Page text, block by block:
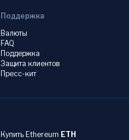
Поддержка
Валюты
FAQ
Поддержка
Защита клиентов
Пресс-кит
Купить Ethereum ETH